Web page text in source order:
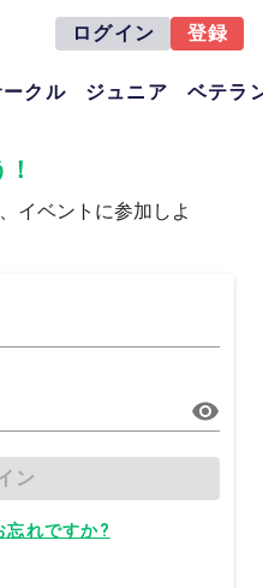
ログイン 登録
ークル ジュニア ベテラ
イベントに参加しよ
ン
忘れですか?